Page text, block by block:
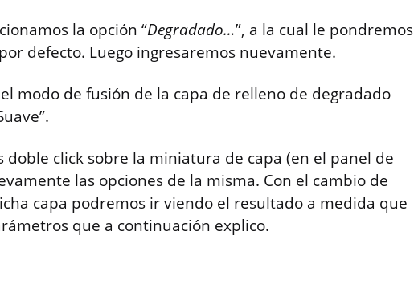
la opción “Degradado…”, a la cual le pondremos
defecto. Luego ingresaremos nuevamente.
modo de fusión de la capa de relleno de degradado
doble click sobre la miniatura de capa (en el panel de
las opciones de la misma. Con el cambio de
capa podremos ir viendo el resultado a medida que
que a continuación explico.